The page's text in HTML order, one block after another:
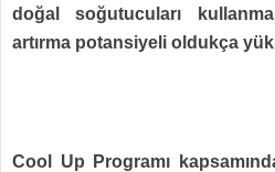
doğal soğutucuları
artırma potansiyeli oldukça
Cool Up Programı